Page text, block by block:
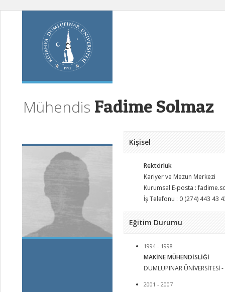
Mühendis Fadime Solmaz
Kişisel
Rektörlük
Kariyer ve Mezun Merkezi
Kurumsal E-posta :
İş Telefonu : 0 (274) 443 43
Eğitim Durumu
1994 - 1998
MAKİNE MÜHENDİSLİĞİ
DUMLUPINAR
2001 - 2007